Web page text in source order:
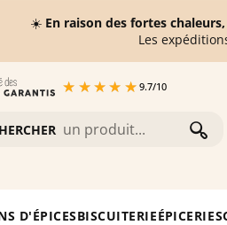
☀️ En raison des fortes
Les
D'ÉPICESBISCUITERIEÉPICERIE